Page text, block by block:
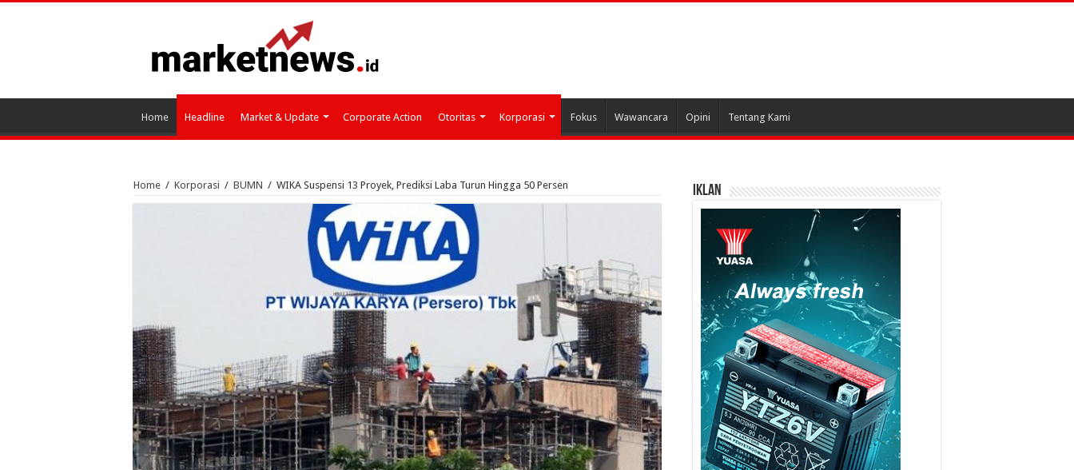
Home Headline Market & Update Corporate Action Otoritas Korporasi Fokus Wawancara Opini Tentang Kami
Home / Korporasi / BUMN / WIKA Suspensi 13 Proyek, Prediksi Laba Turun Hingga 50 Persen IKLAN